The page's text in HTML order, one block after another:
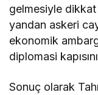
gelmesiyle
yandan askeri
ekonomik
diplomasi
Sonuç olarak